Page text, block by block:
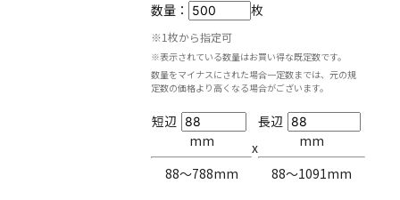
数量：
枚
※1枚から指定可
※表示されている数量はお買い得な既定数です。
数量をマイナスにされた場合一定数までは、元の規
定数の価格より高くなる場合がございます。
短辺
mm
88〜788mm
x
長辺
mm
88〜1091mm